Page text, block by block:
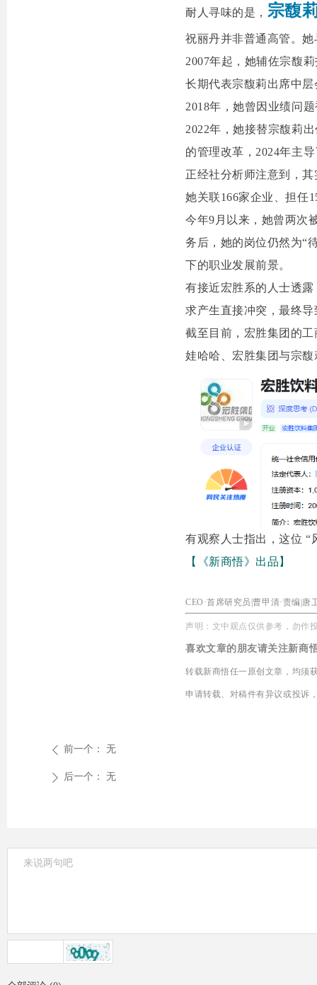
耐人寻味的是， 宗馥
祝丽丹并非普通高管。
2007年起，她辅佐宗馥
长期代表宗馥莉出席中层
2018年，她曾因业绩问
2022年，她接替宗馥莉
的管理改革，2024年主
正经社分析师注意到，
她关联166家企业、担任
今年9月以来，她曾两次
务后，她的岗位仍然为“
下的职业发展前景。
有接近宏胜系的人士透
求产生直接冲突，最终
截至目前，宏胜集团的
娃哈哈、宏胜集团与宗
有观察人士指出，这位 “
【《新商悟》出品】
CEO ·首席研究员 |曹甲清·责编|唐
声明： 文中观点仅供参考，勿作
喜欢文章的朋友请关注新商
转载新商悟任一原创文章，均须
申请转载、 对稿件有异议或投诉
ꄴ 前一个： 无
ꄲ 后一个： 无